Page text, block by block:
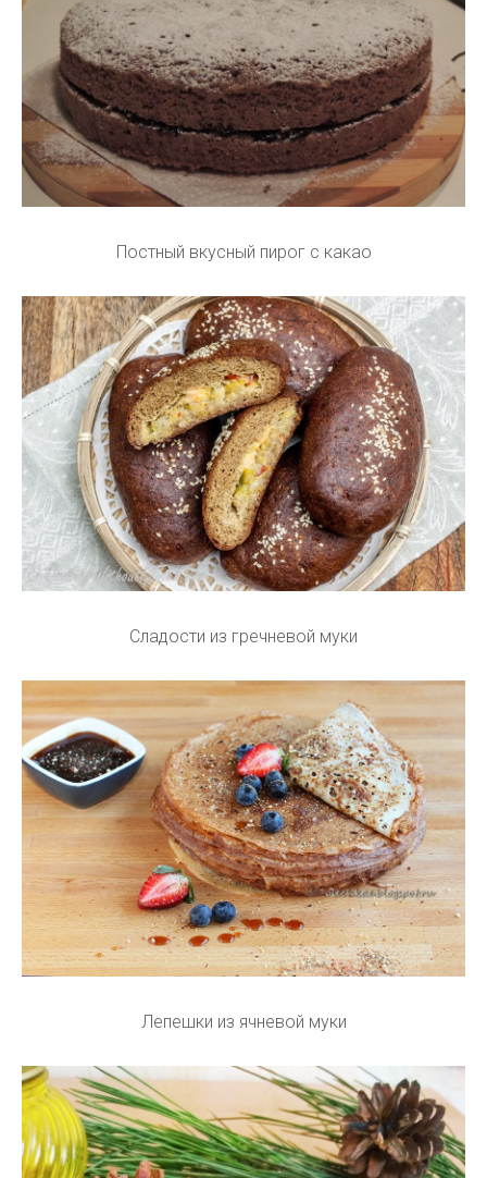
Постный вкусный пирог с какао
Сладости из гречневой муки
Лепешки из ячневой муки